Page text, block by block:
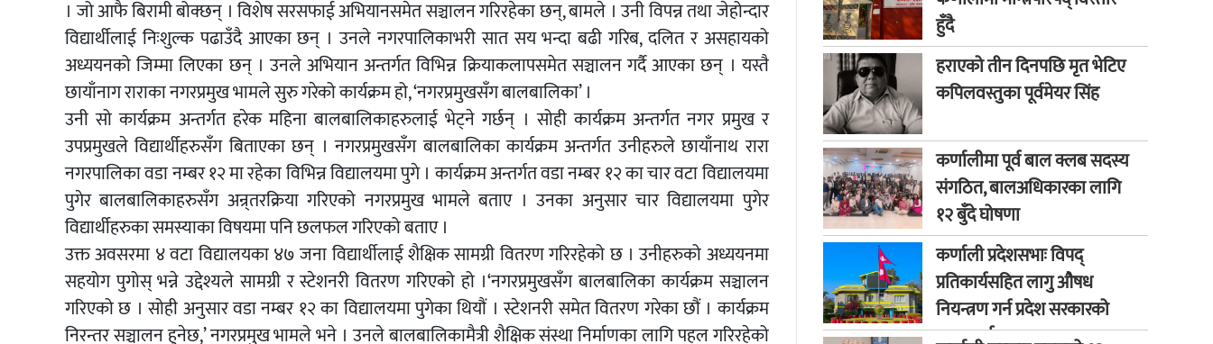
। जो आफै बिरामी बोक्छन् । विशेष सरसफाई अभियानसमेत सञ्चालन गरिरहेका छन्, बामले । उनी विपन्न तथा जेहोन्दार
विद्यार्थीलाई निःशुल्क पढाउँदै आएका छन् । उनले नगरपालिकाभरी सात सय भन्दा बढी गरिब, दलित र असहायको
अध्ययनको जिम्मा लिएका छन् । उनले अभियान अन्तर्गत विभिन्न क्रियाकलापसमेत सञ्चालन गर्दै आएका छन् । यस्तै
छायाँनाग राराका नगरप्रमुख भामले सुरु गरेको कार्यक्रम हो, ‘नगरप्रमुखसँग बालबालिका’ ।
उनी सो कार्यक्रम अन्तर्गत हरेक महिना बालबालिकाहरुलाई भेट्ने गर्छन् । सोही कार्यक्रम अन्तर्गत नगर प्रमुख र
उपप्रमुखले विद्यार्थीहरुसँग बिताएका छन् । नगरप्रमुखसँग बालबालिका कार्यक्रम अन्तर्गत उनीहरुले छायाँनाथ रारा
नगरपालिका वडा नम्बर १२ मा रहेका विभिन्न विद्यालयमा पुगे । कार्यक्रम अन्तर्गत वडा नम्बर १२ का चार वटा विद्यालयमा
पुगेर बालबालिकाहरुसँग अन्र्तरक्रिया गरिएको नगरप्रमुख भामले बताए । उनका अनुसार चार विद्यालयमा पुगेर
विद्यार्थीहरुका समस्याका विषयमा पनि छलफल गरिएको बताए ।
उक्त अवसरमा ४ वटा विद्यालयका ४७ जना विद्यार्थीलाई शैक्षिक सामग्री वितरण गरिरहेको छ । उनीहरुको अध्ययनमा
सहयोग पुगोस् भन्ने उद्देश्यले सामग्री र स्टेशनरी वितरण गरिएको हो ।‘नगरप्रमुखसँग बालबालिका कार्यक्रम सञ्चालन
गरिएको छ । सोही अनुसार वडा नम्बर १२ का विद्यालयमा पुगेका थियौं । स्टेशनरी समेत वितरण गरेका छौं । कार्यक्रम
निरन्तर सञ्चालन हुनेछ,’ नगरप्रमुख भामले भने । उनले बालबालिकामैत्री शैक्षिक संस्था निर्माणका लागि पहल गरिरहेको
हुँदै
हराएको तीन दिनपछि मृत भेटिए
कपिलवस्तुका पूर्वमेयर सिंह
कर्णालीमा पूर्व बाल क्लब सदस्य
संगठित, बालअधिकारका लागि
१२ बुँदे घोषणा
कर्णाली प्रदेशसभाः विपद्
प्रतिकार्यसहित लागु औषध
नियन्त्रण गर्न प्रदेश सरकारको
ध्यानाकर्षण